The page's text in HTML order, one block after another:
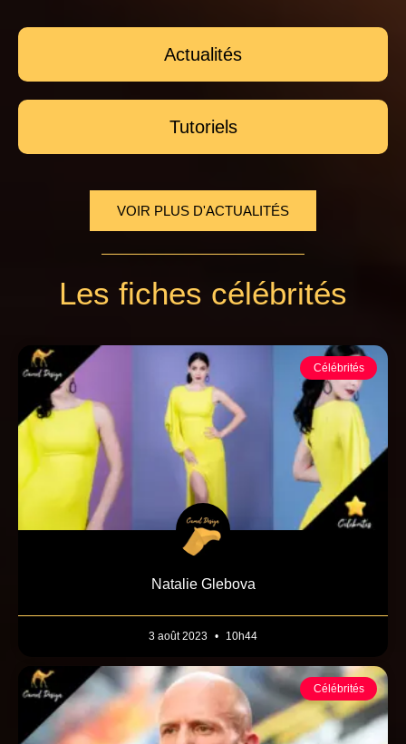
Actualités
Tutoriels
VOIR PLUS D'ACTUALITÉS
Les fiches célébrités
Célébrités
Natalie Glebova
3 août 2023 10h44
Célébrités